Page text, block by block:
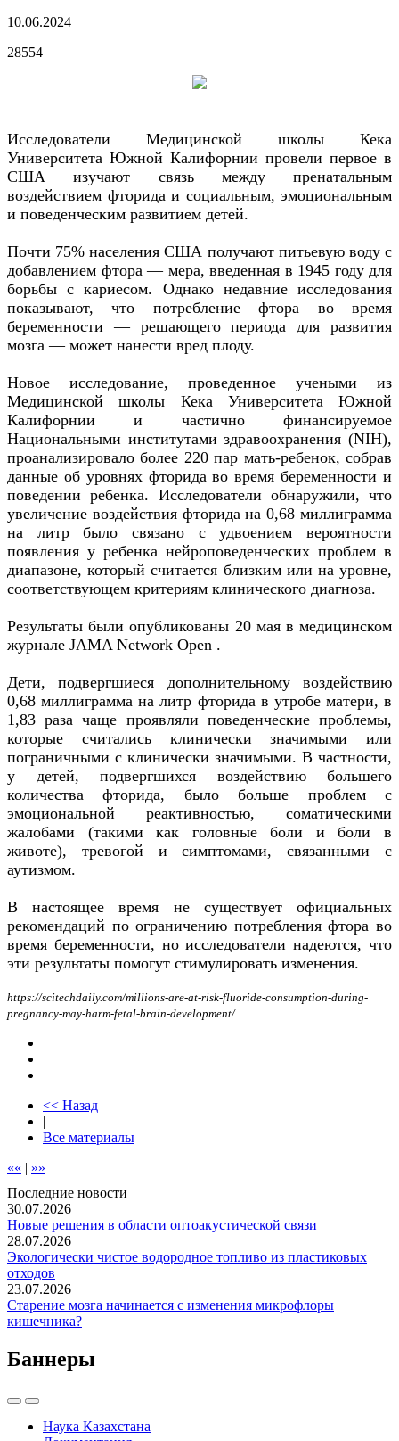
10.06.2024
28554
Исследователи Медицинской школы Кека
Университета Южной Калифорнии провели первое в
США изучают связь между пренатальным
воздействием фторида и социальным, эмоциональным
и поведенческим развитием детей.
Почти 75% населения США получают питьевую воду с
добавлением фтора — мера, введенная в 1945 году для
борьбы с кариесом. Однако недавние исследования
показывают, что потребление фтора во время
беременности — решающего периода для развития
мозга — может нанести вред плоду.
Новое исследование, проведенное учеными из
Медицинской школы Кека Университета Южной
Калифорнии и частично финансируемое
Национальными институтами здравоохранения (NIH),
проанализировало более 220 пар мать-ребенок, собрав
данные об уровнях фторида во время беременности и
поведении ребенка. Исследователи обнаружили, что
увеличение воздействия фторида на 0,68 миллиграмма
на литр было связано с удвоением вероятности
появления у ребенка нейроповеденческих проблем в
диапазоне, который считается близким или на уровне,
соответствующем критериям клинического диагноза.
Результаты были опубликованы 20 мая в медицинском
журнале JAMA Network Open .
Дети, подвергшиеся дополнительному воздействию
0,68 миллиграмма на литр фторида в утробе матери, в
1,83 раза чаще проявляли поведенческие проблемы,
которые считались клинически значимыми или
пограничными с клинически значимыми. В частности,
у детей, подвергшихся воздействию большего
количества фторида, было больше проблем с
эмоциональной реактивностью, соматическими
жалобами (такими как головные боли и боли в
животе), тревогой и симптомами, связанными с
аутизмом.
В настоящее время не существует официальных
рекомендаций по ограничению потребления фтора во
время беременности, но исследователи надеются, что
эти результаты помогут стимулировать изменения.
https://scitechdaily.com/millions-are-at-risk-fluoride-consumption-during-
pregnancy-may-harm-fetal-brain-development/
<< Назад
|
Все материалы
«« | »»
Последние новости
30.07.2026
Новые решения в области оптоакустической связи
28.07.2026
Экологически чистое водородное топливо из пластиковых
отходов
23.07.2026
Старение мозга начинается с изменения микрофлоры
кишечника?
Баннеры
Наука Казахстана